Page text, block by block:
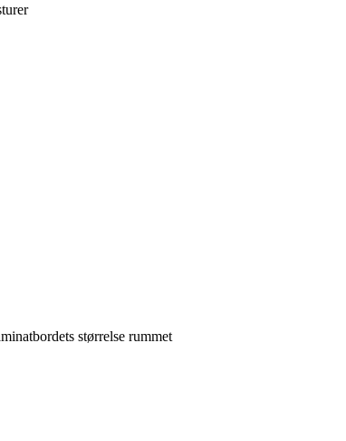
størrelse rummet